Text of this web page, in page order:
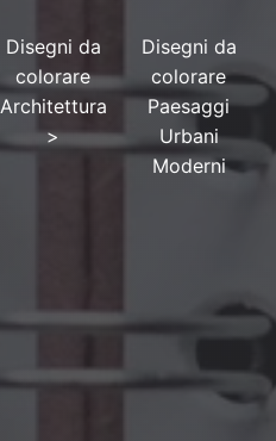
Disegni da
colorare
Architettura
>
Disegni da
colorare
Paesaggi
Urbani
Moderni